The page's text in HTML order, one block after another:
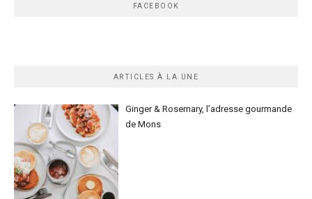
FACEBOOK
ARTICLES À LA UNE
Ginger & Rosemary, l’adresse gourmande
de Mons